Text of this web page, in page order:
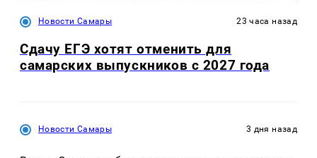
Новости Самары 23 часа назад
Сдачу ЕГЭ хотят отменить для
самарских выпускников с 2027 года
Новости Самары 3 дня назад